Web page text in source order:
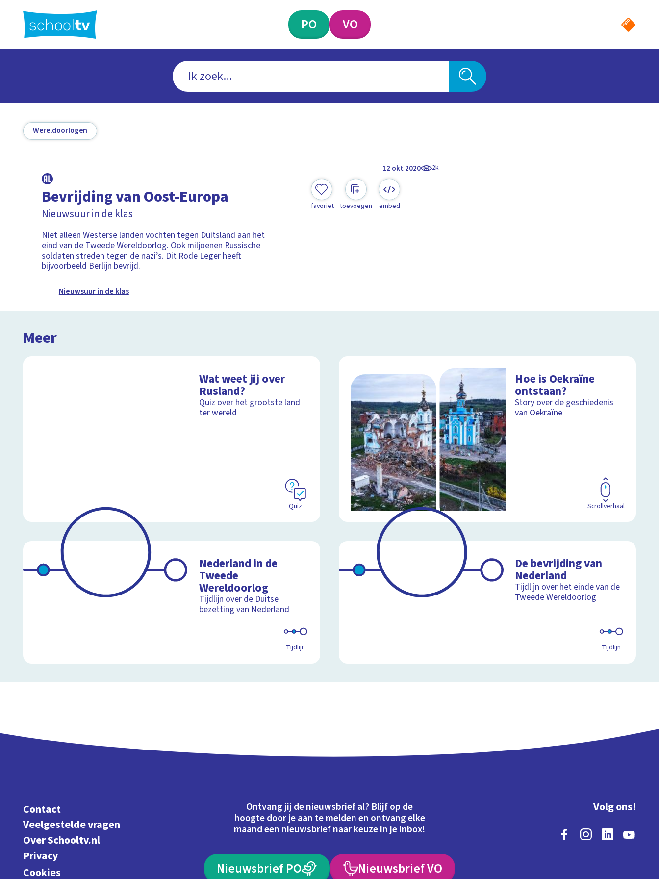
hoofdinhoud
PO VO
Wereldoorlogen
12 okt 2020 2k
Bevrijding van Oost-Europa
Nieuwsuur in de klas
Niet alleen Westerse landen vochten tegen Duitsland aan het
eind van de Tweede Wereldoorlog. Ook miljoenen Russische
soldaten streden tegen de nazi’s. Dit Rode Leger heeft
bijvoorbeeld Berlijn bevrijd.
Nieuwsuur in de klas
favoriet toevoegen embed
Meer
Wat weet jij over
Rusland?
Quiz over het grootste land
ter wereld
Quiz
Hoe is Oekraïne
ontstaan?
Story over de geschiedenis
van Oekraïne
Scrollverhaal
Nederland in de
Tweede
Wereldoorlog
Tijdlijn over de Duitse
bezetting van Nederland
Tijdlijn
De bevrijding van
Nederland
Tijdlijn over het einde van de
Tweede Wereldoorlog
Tijdlijn
Contact
Veelgestelde vragen
Over Schooltv.nl
Privacy
Cookies
Ontvang jij de nieuwsbrief al? Blijf op de
hoogte door je aan te melden en ontvang elke
maand een nieuwsbrief naar keuze in je inbox!
Nieuwsbrief PO Nieuwsbrief VO
Volg ons!